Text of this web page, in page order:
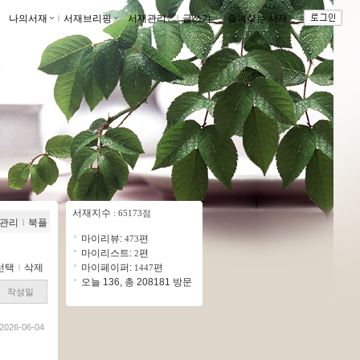
나의서재 ｌ 서재브리핑 ｌ서재관리 ｌ글쓰기 ｌ 즐겨찾는 서재 ｌ
리 ｌ 북플
택 ｌ 삭제
작성일
2026-06-04
서재지수 : 65173점
마이리뷰: 473편
마이리스트: 2편
마이페이퍼: 1447편
오늘 136, 총 208181 방문